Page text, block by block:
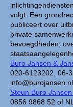
volgt. Een
publiceert over
private
bevoegdheden,
Buro Jansen &
020-6123202, 06-
Steun Buro Jansen
0856 9868 52 of